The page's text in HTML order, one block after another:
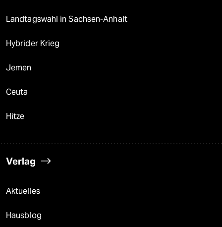
Landtagswahl in Sachsen-Anhalt
Hybrider Krieg
Jemen
Ceuta
Hitze
Verlag
Aktuelles
Hausblog